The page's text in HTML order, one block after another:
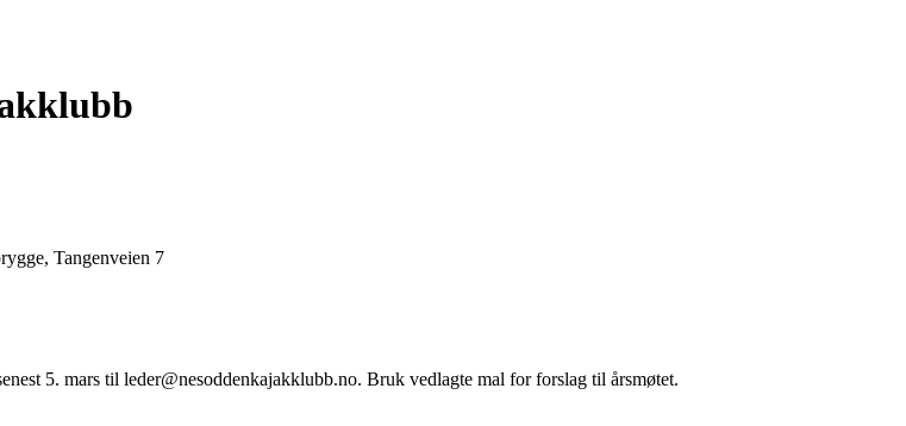
Tangenveien 7
5. mars til leder@nesoddenkajakklubb.no. Bruk vedlagte mal for forslag til årsmøtet.